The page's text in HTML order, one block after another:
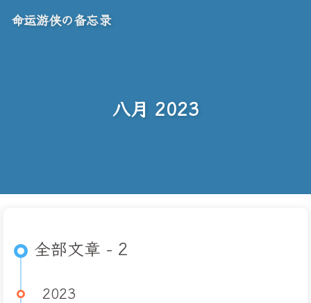
命运游侠の备忘录
八月 2023
全部文章 - 2
2023